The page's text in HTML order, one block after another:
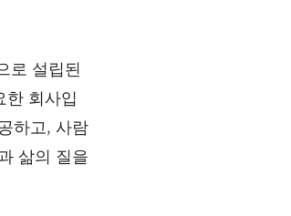
로 설립된
한 회사입
하고, 사람
삶의 질을